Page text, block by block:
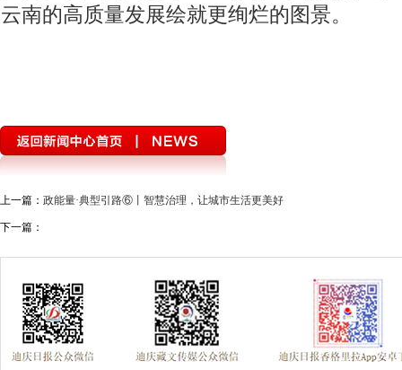
云南的高质量发展绘就更绚烂的图景。
上一篇： 政能量·典型引路⑥丨智慧治理，让城市生活更美好
下一篇：